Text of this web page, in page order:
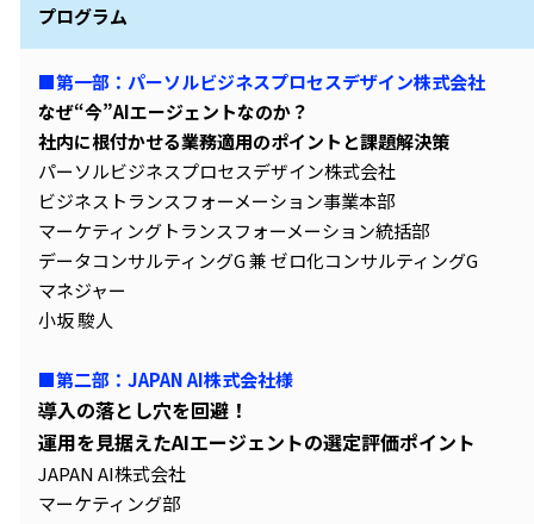
プログラム
■第一部：パーソルビジネスプロセスデザイン株式会社
なぜ“今”AIエージェントなのか？
社内に根付かせる業務適用のポイントと課題解決策
パーソルビジネスプロセスデザイン株式会社
ビジネストランスフォーメーション事業本部
マーケティングトランスフォーメーション統括部
データコンサルティングG 兼 ゼロ化コンサルティングG
マネジャー
小坂 駿人
■第二部：JAPAN AI株式会社様
導入の落とし穴を回避！
運用を見据えたAIエージェントの選定評価ポイント
JAPAN AI株式会社
マーケティング部